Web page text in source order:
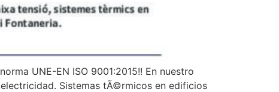
UNE-EN ISO 9001:2015!! En nuestro
Sistemas tÃ©rmicos en edificios